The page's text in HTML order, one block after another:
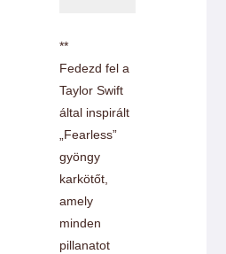
**
Fedezd fel a
Taylor Swift
által inspirált
„Fearless”
gyöngy
karkötőt,
amely
minden
pillanatot